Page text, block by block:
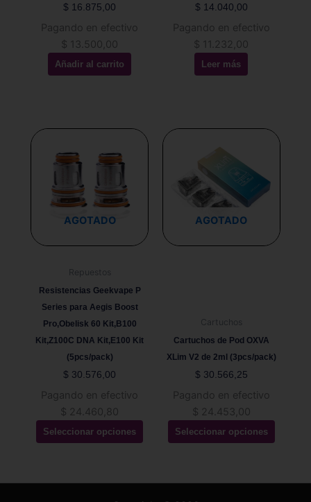
$ 16.875,00
Pagando en efectivo
$ 13.500,00
Añadir al carrito
$ 14.040,00
Pagando en efectivo
$ 11.232,00
Leer más
AGOTADO
Repuestos
Resistencias Geekvape P
Series para Aegis Boost
Pro,Obelisk 60 Kit,B100
Kit,Z100C DNA Kit,E100 Kit
(5pcs/pack)
$ 30.576,00
Pagando en efectivo
$ 24.460,80
Seleccionar opciones
producto
tiene
múltiples
variantes.
Las
elegir
en
la
página
de
producto
AGOTADO
Cartuchos
Cartuchos de Pod OXVA
XLim V2 de 2ml (3pcs/pack)
$ 30.566,25
Pagando en efectivo
$ 24.453,00
Seleccionar opciones
múltiples
variantes.
Las
página
de
producto